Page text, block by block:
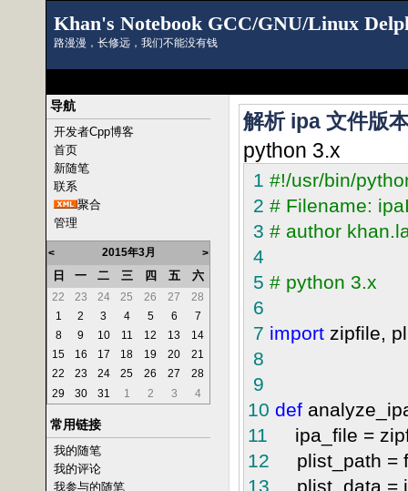
Khan's Notebook GCC/GNU/Linux
路漫漫，长修远，我们不能没有钱
导航
开发者Cpp博客
首页
新随笔
联系
聚合
管理
< 2015年3月 >
日 一 二 三 四 五 六
22 23 24 25 26 27
28
1
2 3 4 5 6
7
8
9 10 11 12 13
14
15
16 17 18 19 20
21
22
23 24 25 26 27
28
29
30 31 1 2 3 4
常用链接
我的随笔
我的评论
我参与的随笔
解析 ipa 文件版
python 3.x
1 #!/usr/bin/
2 # Filename:
3 # author
4
5 # python 3.x
6
7 import zipfile,
8
9
10 def
11 ipa_file =
12 plist_path =
13 plist_data =